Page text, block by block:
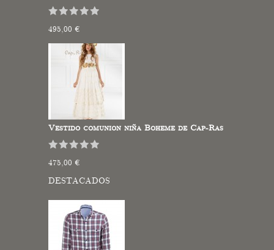
495,00 €
Vestido comunion niña Boheme de Cap-Ras
475,00 €
DESTACADOS